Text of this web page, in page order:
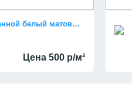
В ванной белый матовый потолок
Цена 500 р/м²